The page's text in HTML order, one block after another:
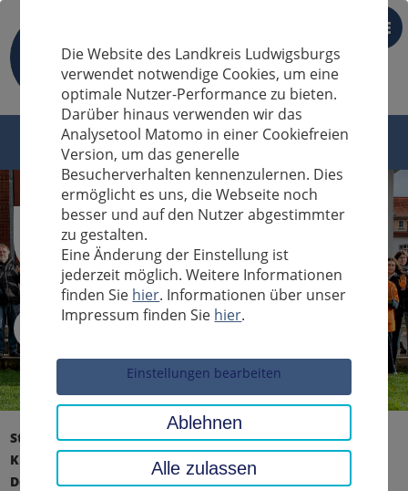
DE
Sucheingabe
Startseite
Landratsamt, Landkreis
Kreisverwaltung
Dezernat I - Zentrale Steuerung und Schulen
Die Website des Landkreis Ludwigsburgs
verwendet notwendige Cookies, um eine
optimale Nutzer-Performance zu bieten.
Darüber hinaus verwenden wir das
Analysetool Matomo in einer Cookiefreien
Version, um das generelle
Besucherverhalten kennenzulernen. Dies
ermöglicht es uns, die Webseite noch
besser und auf den Nutzer abgestimmter
zu gestalten.
Eine Änderung der Einstellung ist
jederzeit möglich. Weitere Informationen
finden Sie hier. Informationen über unser
Impressum finden Sie hier.
Einstellungen bearbeiten
Ablehnen
Alle zulassen